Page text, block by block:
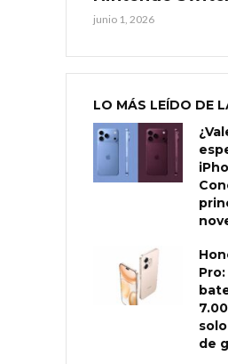
junio 1, 2026
LO MÁS LEÍDO DE
de